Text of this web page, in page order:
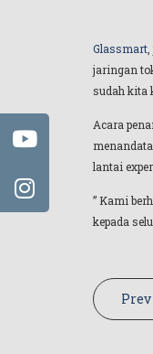
Glassmart
jaringan
sudah kita
Acara
lantai
” Kami
kepada
Prev